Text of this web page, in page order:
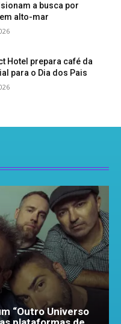
a busca por
alto-mar
Hotel prepara café da
para o Dia dos Pais
“Outro Universo